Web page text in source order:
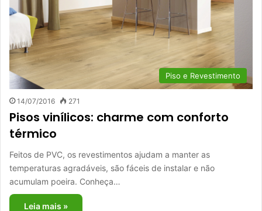
Piso e Revestimento
14/07/2016 271
Pisos vinílicos: charme com conforto
térmico
Feitos de PVC, os revestimentos ajudam a manter as
temperaturas agradáveis, são fáceis de instalar e não
acumulam poeira. Conheça…
Leia mais »